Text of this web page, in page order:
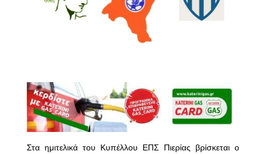
Στα ημιτελικά του Κυπέλλου ΕΠΣ Πιερίας βρίσκεται ο